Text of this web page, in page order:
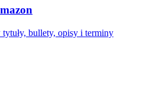
bullety, opisy i terminy